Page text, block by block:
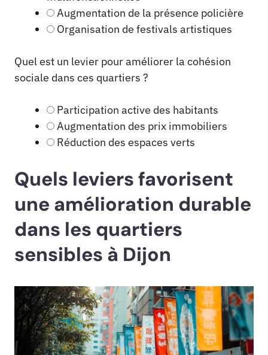
Augmentation de la présence policière
Organisation de festivals artistiques
Quel est un levier pour améliorer la cohésion
sociale dans ces quartiers ?
Participation active des habitants
Augmentation des prix immobiliers
Réduction des espaces verts
Quels leviers favorisent
une amélioration durable
dans les quartiers
sensibles à Dijon